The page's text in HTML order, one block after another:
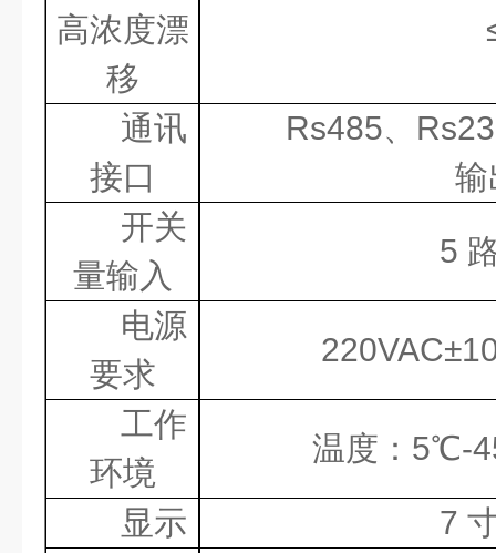
高浓度漂
移
通讯
接口
Rs485、
输
开关
量输入
5
电源
要求
220VAC±
工作
环境
温度： 5℃-
显示 7